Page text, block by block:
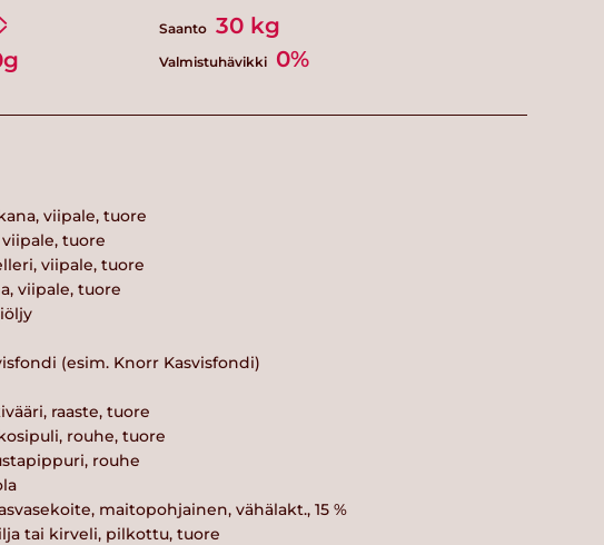
Saanto 30 kg
Valmistuhävikki 0%
viipale, tuore
tuore
viipale, tuore
viipale, tuore
(esim. Knorr Kasvisfondi)
raaste, tuore
rouhe, tuore
rouhe
maitopohjainen, vähälakt., 15 %
tai kirveli, pilkottu, tuore